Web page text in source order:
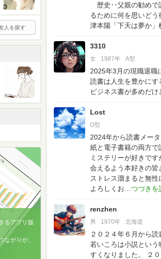
歴史‥父親の勧めで
るために何を思いど
津本陽「下天は夢か」
3310
女 1987年 A型
2025年3月の現職退職
読書は人生を豊かにす
ビジネス書が多めだけ
Lost
O型
2024年から読書メータ
紙と電子書籍の両方で
ミステリーが好きで
会えるよう本好きの皆
ストレス溜まると無性
よろしくお
renzhen
男 1970年 北海道
２０２４年６月から読
若いころは小説とい
すくなりました。
２
人を探す
るアプリ版
ながりが、